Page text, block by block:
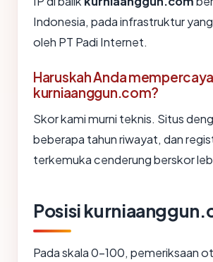
Indonesia, pada infrastruktur
oleh PT Padi Internet.
Haruskah Anda
kurniaanggun.com?
Skor kami murni teknis. Situs
beberapa tahun riwayat, dan
terkemuka cenderung berskor
Posisi
Pada skala 0-100, pemeriksaan